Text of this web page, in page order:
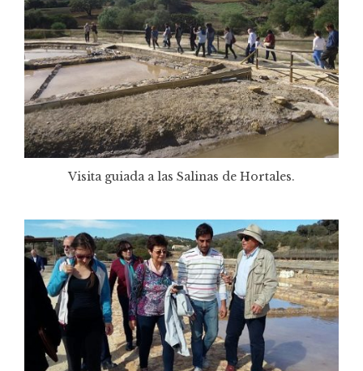
Visita guiada a las Salinas de Hortales.